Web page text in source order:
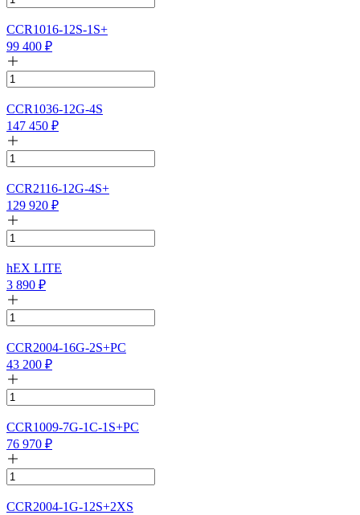
CCR1016-12S-1S+
99 400 ₽
CCR1036-12G-4S
147 450 ₽
CCR2116-12G-4S+
129 920 ₽
hEX LITE
3 890 ₽
CCR2004-16G-2S+PC
43 200 ₽
CCR1009-7G-1C-1S+PC
76 970 ₽
CCR2004-1G-12S+2XS